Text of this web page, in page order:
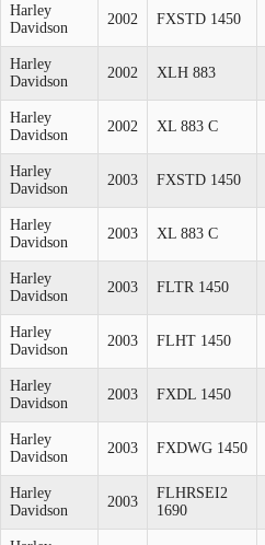
Harley
Davidson
2002 FXSTD 1450
Harley
Davidson
2002 XLH 883
Harley
Davidson
2002 XL 883 C
Harley
Davidson
2003 FXSTD 1450
Harley
Davidson
2003 XL 883 C
Harley
Davidson
2003 FLTR 1450
Harley
Davidson
2003 FLHT 1450
Harley
Davidson
2003 FXDL 1450
Harley
Davidson
2003 FXDWG 1450
Harley
Davidson
2003
FLHRSEI2
1690